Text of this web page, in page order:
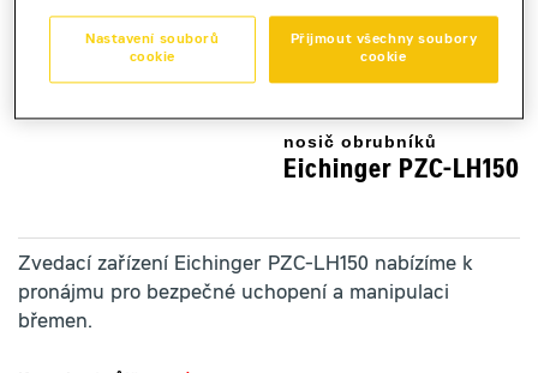
nosič obrubníků
Eichinger PZC-LH150
Zvedací zařízení Eichinger PZC-LH150 nabízíme k
pronájmu pro bezpečné uchopení a manipulaci
břemen.
Přijmout všechny soubory
cookie
Nastavení souborů
cookie